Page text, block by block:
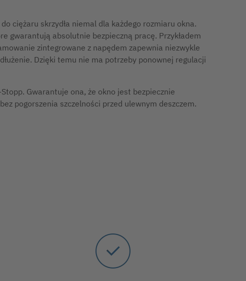
ciężaru skrzydła niemal dla każdego rozmiaru okna.
gwarantują absolutnie bezpieczną pracę. Przykładem
zintegrowane z napędem zapewnia niezwykle
Dzięki temu nie ma potrzeby ponownej regulacji
Gwarantuje ona, że okno jest bezpiecznie
pogorszenia szczelności przed ulewnym deszczem.